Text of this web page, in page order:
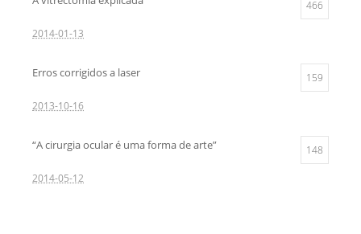
466
2014-01-13
Erros corrigidos a laser 159
2013-10-16
“A cirurgia ocular é uma forma de arte” 148
2014-05-12